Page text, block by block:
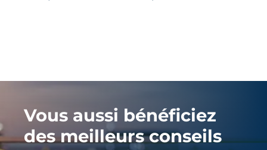
Vous aussi bénéficiez
des meilleurs conseils